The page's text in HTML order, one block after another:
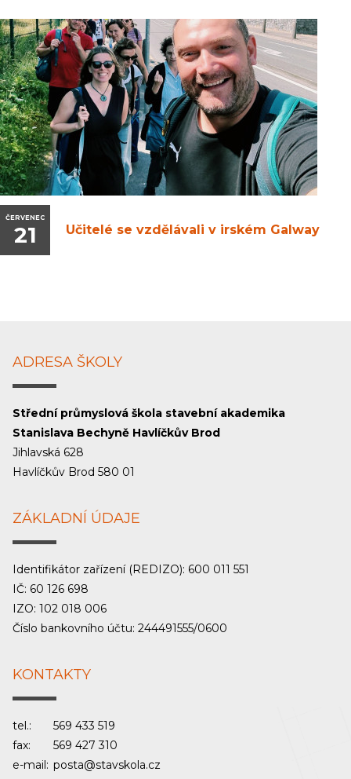
ČERVENEC
21 Učitelé se vzdělávali v irském Galway
ADRESA ŠKOLY
Střední průmyslová škola stavební akademika
Stanislava Bechyně Havlíčkův Brod
Jihlavská 628
Havlíčkův Brod 580 01
ZÁKLADNÍ ÚDAJE
Identifikátor zařízení (REDIZO): 600 011 551
IČ: 60 126 698
IZO: 102 018 006
Číslo bankovního účtu: 244491555/0600
KONTAKTY
tel.:
569 433 519
fax:
569 427 310
e-mail: posta@stavskola.cz